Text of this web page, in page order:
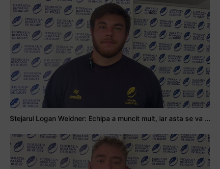
Stejarul Logan Weidner: Echipa a muncit mult, iar asta se va vedea în meciurile de la Nations Cup